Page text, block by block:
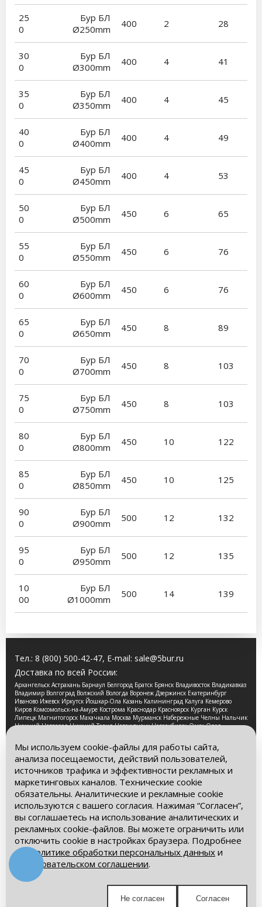
25
0
Бур БЛ
Ø250mm
400 2 28
30
0
Бур БЛ
Ø300mm
400 4 41
35
0
Бур БЛ
Ø350mm
400 4 45
40
0
Бур БЛ
Ø400mm
400 4 49
45
0
Бур БЛ
Ø450mm
400 4 53
50
0
Бур БЛ
Ø500mm
450 6 65
55
0
Бур БЛ
Ø550mm
450 6 76
60
0
Бур БЛ
Ø600mm
450 6 76
65
0
Бур БЛ
Ø650mm
450 8 89
70
0
Бур БЛ
Ø700mm
450 8 103
75
0
Бур БЛ
Ø750mm
450 8 103
80
0
Бур БЛ
Ø800mm
450 10 122
85
0
Бур БЛ
Ø850mm
450 10 125
90
0
Бур БЛ
Ø900mm
500 12 132
95
0
Бур БЛ
Ø950mm
500 12 135
10
00
Бур БЛ
Ø1000mm
500 14 139
Тел.: 8 (800) 500-42-47, E-mail: sale@5bur.ru
Доставка по всей России:
Архангельск Астрахань Барнаул Белгород Братск Брянск Владивосток Владикавказ
Владимир Волгоград Волжский Вологда Воронеж Дзержинск Екатеринбург
Иваново Ижевск Иркутск Йошкар-Ола Казань Калининград Калуга Кемерово
Киров Комсомольск-на-Амуре Кострома Краснодар Красноярск Курган Курск
Липецк Магнитогорск Махачкала Москва Мурманск Набережные Челны Нальчик
Нижний Новгород Нижний Тагил Новокузнецк Новосибирск Омск Орел
Санкт-Петербург Саранск Саратов Смоленск Сочи Ставрополь Стерлитамак
Сургут Таганрог Тамбов Тверь Томск Тула Тюмень Улан-Удэ Ульяновск Уфа
Хабаровск Чебоксары Челябинск Череповец Чита Ярославль
2026 © Компания «Буровые Машины». Все права
защищены. Обращаем Ваше внимание на то, что данный
интернет-сайт носит исключительно информационный
характер и ни при каких условиях информационные
материалы и цены, размещенные на сайте, не является
публичной офертой, определяемой положениями Статьи
437 Гражданского кодекса РФ.
Политика обработки персональных данных
Пользовательское соглашение
Мы в социальных сетях:
Мы используем cookie-файлы для работы сайта,
анализа посещаемости, действий пользователей,
источников трафика и эффективности рекламных и
маркетинговых каналов. Технические cookie
обязательны. Аналитические и рекламные cookie
используются с вашего согласия. Нажимая “Согласен”,
вы соглашаетесь на использование аналитических и
рекламных cookie-файлов. Вы можете ограничить или
отключить cookie в настройках браузера. Подробнее
– в
Политике обработки персональных данных и
Пользовательском соглашении.
Согласен
Не согласен